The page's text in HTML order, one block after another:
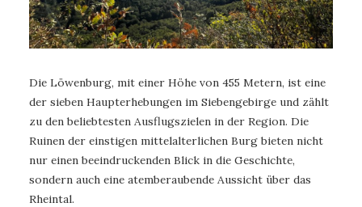
Die Löwenburg, mit einer Höhe von 455 Metern, ist eine
der sieben Haupterhebungen im Siebengebirge und zählt
zu den beliebtesten Ausflugszielen in der Region. Die
Ruinen der einstigen mittelalterlichen Burg bieten nicht
nur einen beeindruckenden Blick in die Geschichte,
sondern auch eine atemberaubende Aussicht über das
Rheintal.